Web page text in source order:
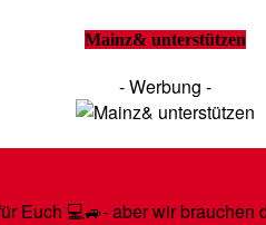
Mainz& unterstützen
- Werbung -
Euch 💻🚙- aber wir